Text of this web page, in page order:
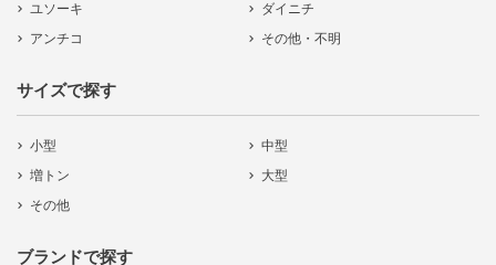
ユソーキ
ダイニチ
アンチコ
その他・不明
サイズで探す
小型
中型
増トン
大型
その他
ブランドで探す